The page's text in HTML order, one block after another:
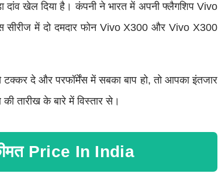
दांव खेल दिया है। कंपनी ने भारत में अपनी फ्लैगशिप Vivo
सीरीज में दो दमदार फोन Vivo X300 और Vivo X300
दे और परफॉर्मेंस में सबका बाप हो, तो आपका इंतजार
तारीख के बारे में विस्तार से।
Price In India